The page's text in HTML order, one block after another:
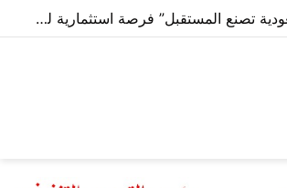
معرض”السعودية تصنع المستقبل” فرصة استثمارية للشركات الناشئة في قطاعات الذكاء الاصطناعي وربطها بالشركات العالمية